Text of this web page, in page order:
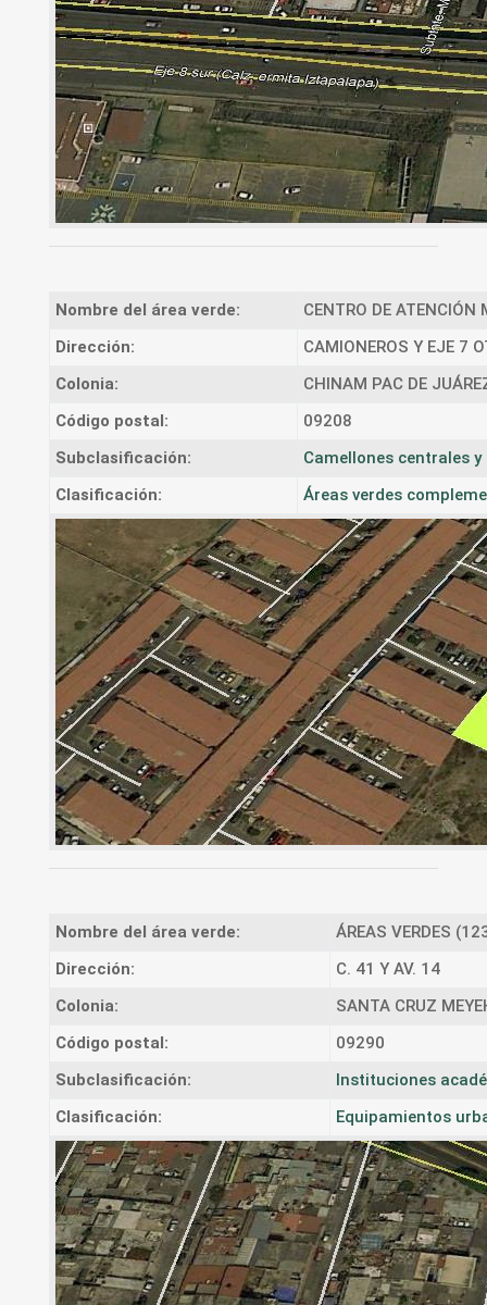
Nombre del área verde:
CENTRO DE
Dirección:
CAMIONEROS Y EJE 7
Colonia:
CHINAM PAC DE
Código postal:
09208
Subclasificación:
Camellones centrales
Clasificación:
Áreas verdes
Nombre del área verde:
ÁREAS VERDES
Dirección:
C. 41 Y AV. 14
Colonia:
SANTA CRUZ
Código postal:
09290
Subclasificación:
Instituciones
Clasificación:
Equipamientos